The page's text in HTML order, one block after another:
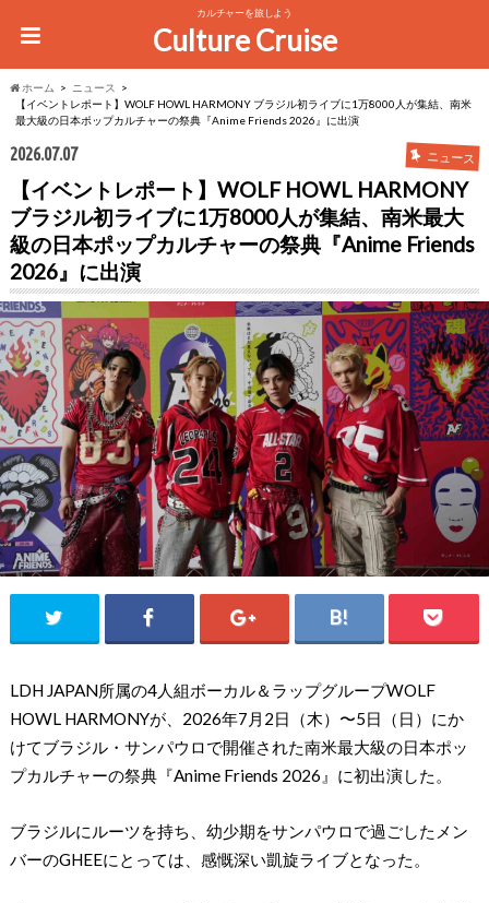
カルチャーを旅しよう
Culture Cruise
ホーム
ニュース
【イベントレポート】WOLF HOWL HARMONY ブラジル初ライブに1万8000人が集結、南米
最大級の日本ポップカルチャーの祭典『Anime Friends 2026』に出演
2026.07.07 ニュース
【イベントレポート】WOLF HOWL HARMONY
ブラジル初ライブに1万8000人が集結、南米最大
級の日本ポップカルチャーの祭典『Anime Friends
2026』に出演
LDH JAPAN所属の4⼈組ボーカル＆ラップグループWOLF
HOWL HARMONYが、2026年7⽉2⽇（⽊）〜5⽇（⽇）にか
けてブラジル・サンパウロで開催された南⽶最⼤級の日本ポッ
プカルチャーの祭典『Anime Friends 2026』に初出演した。
ブラジルにルーツを持ち、幼少期をサンパウロで過ごしたメン
バーのGHEEにとっては、感慨深い凱旋ライブとなった。